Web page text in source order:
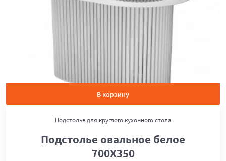
В корзину
Подстолье для круглого кухонного стола
Подстолье овальное белое
700Х350